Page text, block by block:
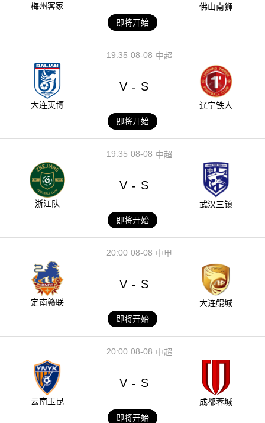
梅州客家
佛山南狮
即将开始
08-08
19:35 中超
大连英博
V - S
辽宁铁人
即将开始
08-08
19:35 中超
浙江队
V - S
武汉三镇
即将开始
08-08
20:00 中甲
定南赣联
V - S
大连鲲城
即将开始
08-08
20:00 中超
云南玉昆
V - S
成都蓉城
即将开始